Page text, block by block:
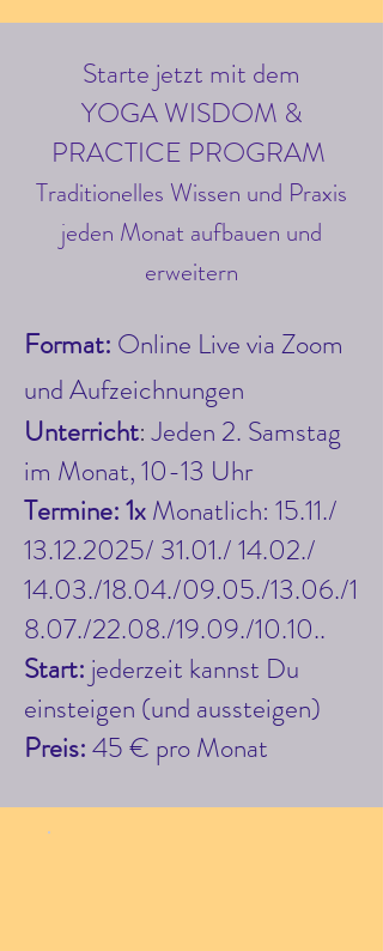
Starte jetzt mit dem
YOGA WISDOM &
PRACTICE PROGRAM
Traditionelles Wissen und Praxis
jeden Monat aufbauen und
erweitern
Format: Online Live via Zoom
und Aufzeichnungen
Unterricht​:Jeden 2. Samstag
im Monat, 10-13 Uhr
Termine: 1xMonatlich: 15.11./
13.12.2025/ 31.01./ 14.02./
14.03./18.04./09.05./13.06./1
8.07./22.08./19.09./10.10..
Start: jederzeit kannst Du
einsteigen (und aussteigen)
Preis:45 € pro Monat